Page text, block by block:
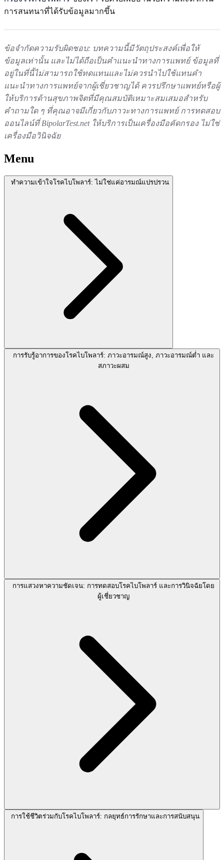
การสนทนาที่ได้รับข้อมูลมากขึ้น
ข้อจำกัดความรับผิดชอบ: บทความนี้มีวัตถุประสงค์เพื่อให้
ข้อมูลเท่านั้น และไม่ได้ถือเป็นคำแนะนำทางการแพทย์ ข้อมูลที่
อยู่ในที่นี้ไม่สามารถใช้ทดแทนและไม่ควรนำไปใช้แทนคำ
แนะนำทางการแพทย์จากผู้เชี่ยวชาญได้ ควรปรึกษาแพทย์หรือผู้
ให้บริการด้านสุขภาพจิตที่มีคุณสมบัติเหมาะสมเสมอสำหรับ
คำถามใด ๆ ที่คุณอาจมีเกี่ยวกับภาวะทางการแพทย์ การทดสอบ
ออนไลน์ที่ BipolarTest.net ให้บริการเป็นเครื่องมือคัดกรอง ไม่ใช่
เครื่องมือวินิจฉัย
Menu
ทำความเข้าใจโรคไบโพลาร์: ไม่ใช่แค่อารมณ์แปรปรวน
การรับรู้อาการของโรคไบโพลาร์: ภาวะอารมณ์สูง, ภาวะอารมณ์ต่ำ และ
สภาวะผสม
การแสวงหาความชัดเจน: การทดสอบโรคไบโพลาร์ และการวินิจฉัยโดย
ผู้เชี่ยวชาญ
การใช้ชีวิตร่วมกับโรคไบโพลาร์: กลยุทธ์การรักษาและการสนับสนุน